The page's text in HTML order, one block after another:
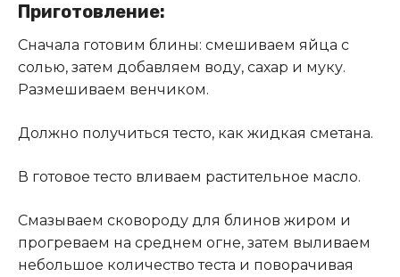
Приготовление:
Сначала готовим блины: смешиваем яйца с
солью, затем добавляем воду, сахар и муку.
Размешиваем венчиком.
Должно получиться тесто, как жидкая сметана.
В готовое тесто вливаем растительное масло.
Смазываем сковороду для блинов жиром и
прогреваем на среднем огне, затем выливаем
небольшое количество теста и поворачивая